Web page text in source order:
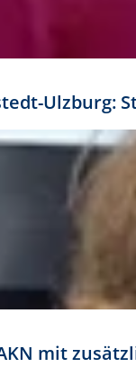
Ulzburg:
mit